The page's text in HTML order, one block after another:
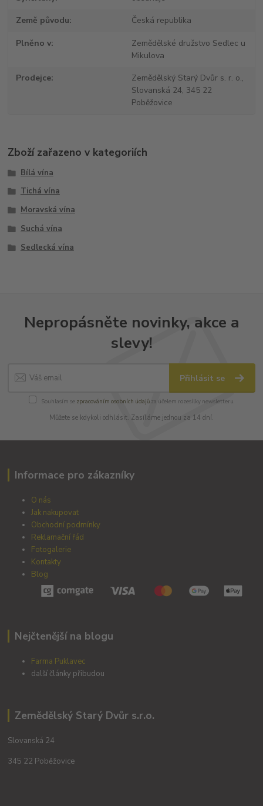
Země původu Česká republika
Plněno v
Zemědělské družstvo Sedlec u
Mikulova
Prodejce
Zemědělský Starý Dvůr s. r. o.,
Slovanská 24, 345 22
Poběžovice
Zboží zařazeno v kategoriích
Bílá vína
Tichá vína
Moravská vína
Suchá vína
Sedlecká vína
Nepropásněte novinky, akce a
slevy!
Přihlásit se
Souhlasím se zpracováním osobních údajůza účelem rozesílky newsletteru.
Můžete se kdykoli odhlásit. Zasíláme jednou za 14 dní.
Informace pro zákazníky
O nás
Jak nakupovat
Obchodní podmínky
Reklamační řád
Fotogalerie
Kontakty
Blog
Nejčtenější na blogu
Farma Puklavec
další články přibudou
Zemědělský Starý Dvůr s.r.o.
Slovanská 24
345 22 Poběžovice